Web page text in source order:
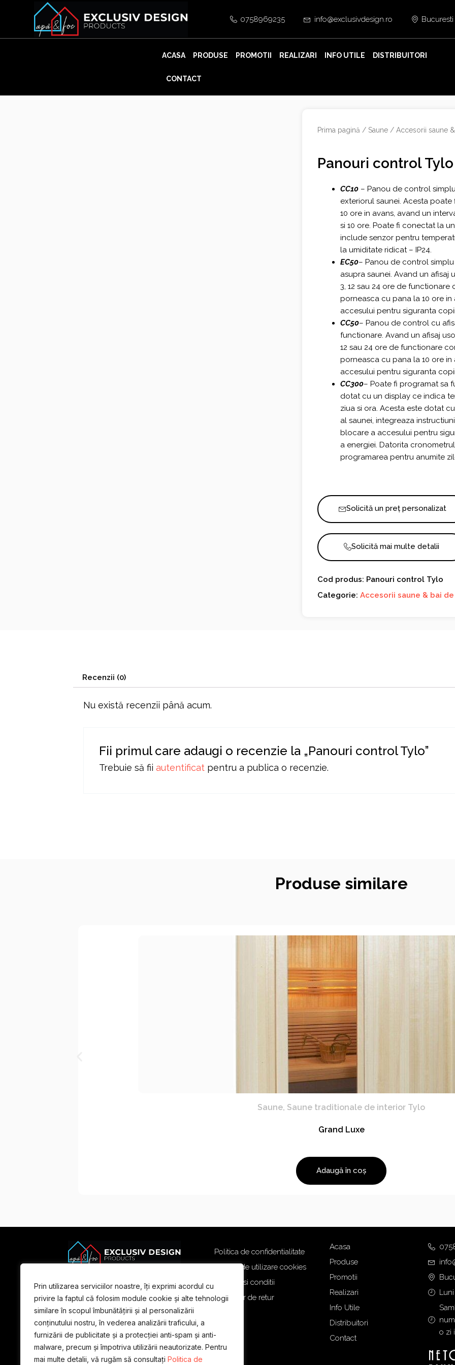
Prin utilizarea serviciilor noastre, îți exprimi acordul cu
privire la faptul că folosim module cookie și alte tehnologii
similare în scopul îmbunătățirii și al personalizării
conținutului nostru, în vederea analizării traficului, a
furnizării de publicitate și a protecției anti-spam și anti-
malware, precum și împotriva utilizării neautorizate. Pentru
mai multe detalii, vă rugăm să consultați Politica de
content
0758969235 info@exclusivdesign.ro Bucuresti
ACASA PRODUSE PROMOTII REALIZARI INFO UTILE DISTRIBUITORI
CONTACT
Prima pagină / Saune /Accesorii saune
Panouri control Tylo
CC10 – Panou de control
exteriorul saunei. Acesta
10 ore in avans, avand un
si 10 ore. Poate fi conectat la
include senzor pentru
la umiditate ridicat – IP24.
EC50– Panou de control
asupra saunei. Avand un afisaj
3, 12 sau 24 ore de
porneasca cu pana la 10 ore
accesului pentru siguranta
CC50– Panou de control cu
functionare. Avand un afisaj
12 sau 24 ore de functionare
porneasca cu pana la 10 ore
accesului pentru siguranta
CC300– Poate fi programat sa
dotat cu un display ce indica
ziua si ora. Acesta este dotat
al saunei, integreaza
blocare a accesului pentru
a energiei. Datorita
programarea pentru anumite
Solicită un preț personalizat
Solicită mai multe detalii
Cod produs: Panouri control Tylo
Categorie:Accesorii saune & bai
Recenzii (0)
Nu există recenzii până acum.
Fii primul care adaugi o recenzie la „Panouri control Tylo”
Trebuie să fiiautentificat pentru a publica o recenzie.
Produse similare
Saune, Saune traditionale de interior Tylo
Grand Luxe
Adaugă în coș
Politica de confidentialitate
Politica de utilizare cookies
Termeni si conditii
Formular de retur
Acasa
Produse
Promotii
Realizari
Info Utile
Distribuitori
Contact
o zi